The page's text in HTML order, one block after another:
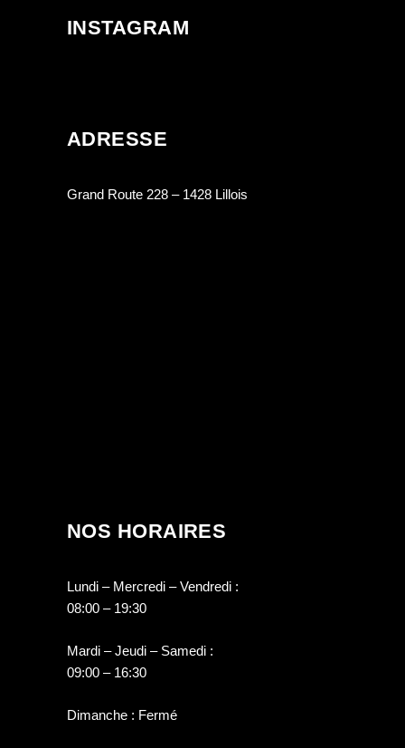
INSTAGRAM
ADRESSE
Grand Route 228 – 1428 Lillois
NOS HORAIRES
Lundi – Mercredi – Vendredi :
08:00 – 19:30
Mardi – Jeudi – Samedi :
09:00 – 16:30
Dimanche : Fermé